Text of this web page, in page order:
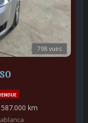
798 vues
587.000 km